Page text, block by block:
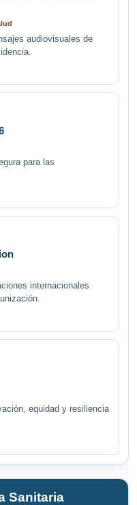
audiovisuales de
para las
internacionales
equidad y resiliencia
Sanitaria